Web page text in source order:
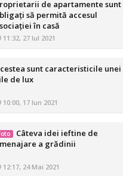
de apartamente sunt
să permită accesul
în casă
11:32, 27 Iul 2021
sunt caracteristicile unei
de lux
10:00, 17 Iun 2021
Câteva idei ieftine de
a grădinii
12:17, 24 Mai 2021